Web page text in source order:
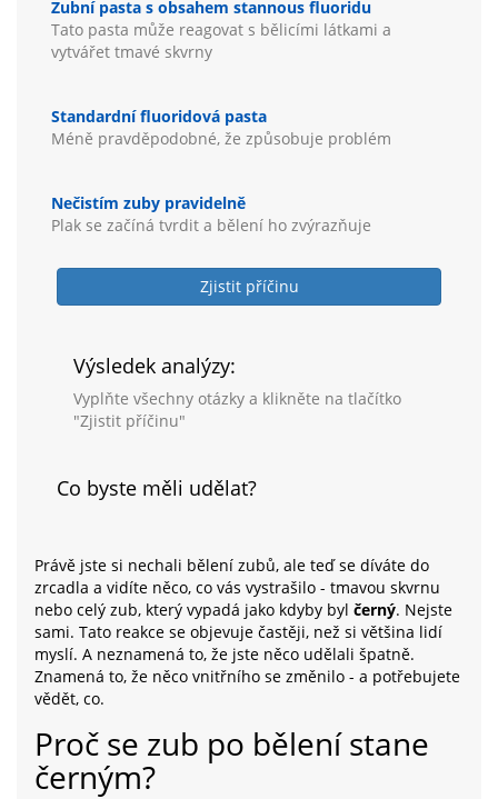
Zubní pasta s obsahem stannous fluoridu
Tato pasta může reagovat s bělicími látkami a
vytvářet tmavé skvrny
Standardní fluoridová pasta
Méně pravděpodobné, že způsobuje problém
Nečistím zuby pravidelně
Plak se začíná tvrdit a bělení ho zvýrazňuje
Zjistit příčinu
Výsledek analýzy:
Vyplňte všechny otázky a klikněte na tlačítko
"Zjistit příčinu"
Co byste měli udělat?
Právě jste si nechali bělení zubů, ale teď se díváte do
zrcadla a vidíte něco, co vás vystrašilo - tmavou skvrnu
nebo celý zub, který vypadá jako kdyby byl černý. Nejste
sami. Tato reakce se objevuje častěji, než si většina lidí
myslí. A neznamená to, že jste něco udělali špatně.
Znamená to, že něco vnitřního se změnilo - a potřebujete
vědět, co.
Proč se zub po bělení stane
černým?